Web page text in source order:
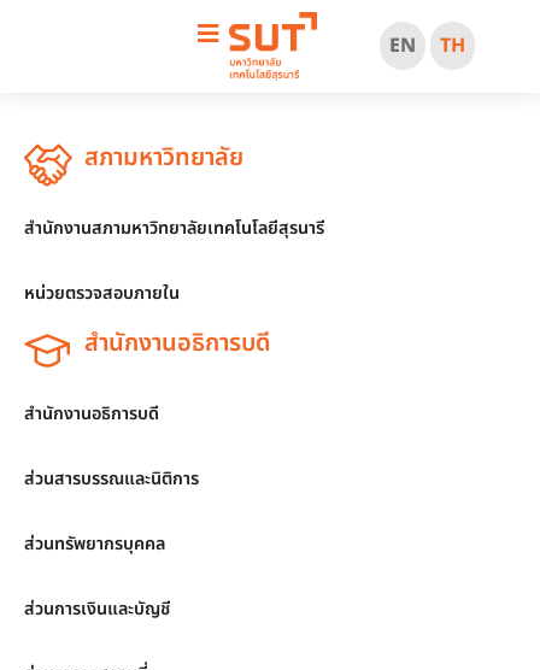
EN TH
สภามหาวิทยาลัย
สำนักงานสภามหาวิทยาลัยเทคโนโลยีสุรนารี
หน่วยตรวจสอบภายใน
สำนักงานอธิการบดี
สำนักงานอธิการบดี
ส่วนสารบรรณและนิติการ
ส่วนทรัพยากรบุคคล
ส่วนการเงินและบัญชี